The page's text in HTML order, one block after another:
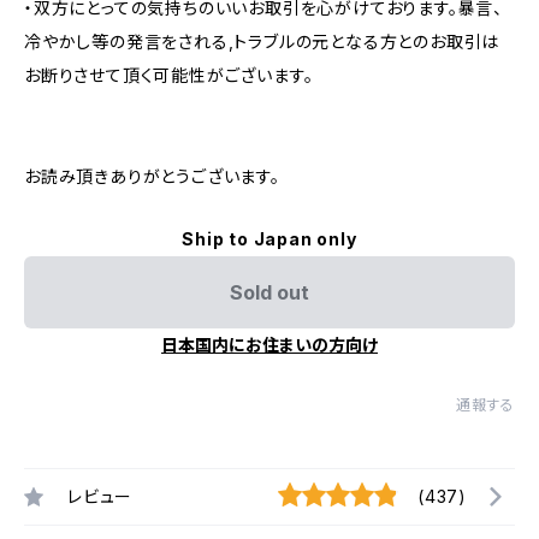
・双方にとっての気持ちのいいお取引を心がけております。暴言、
冷やかし等の発言をされる,トラブルの元となる方とのお取引は
お断りさせて頂く可能性がございます。
お読み頂きありがとうございます。
Ship to Japan only
Sold out
日本国内にお住まいの方向け
通報する
レビュー (437)